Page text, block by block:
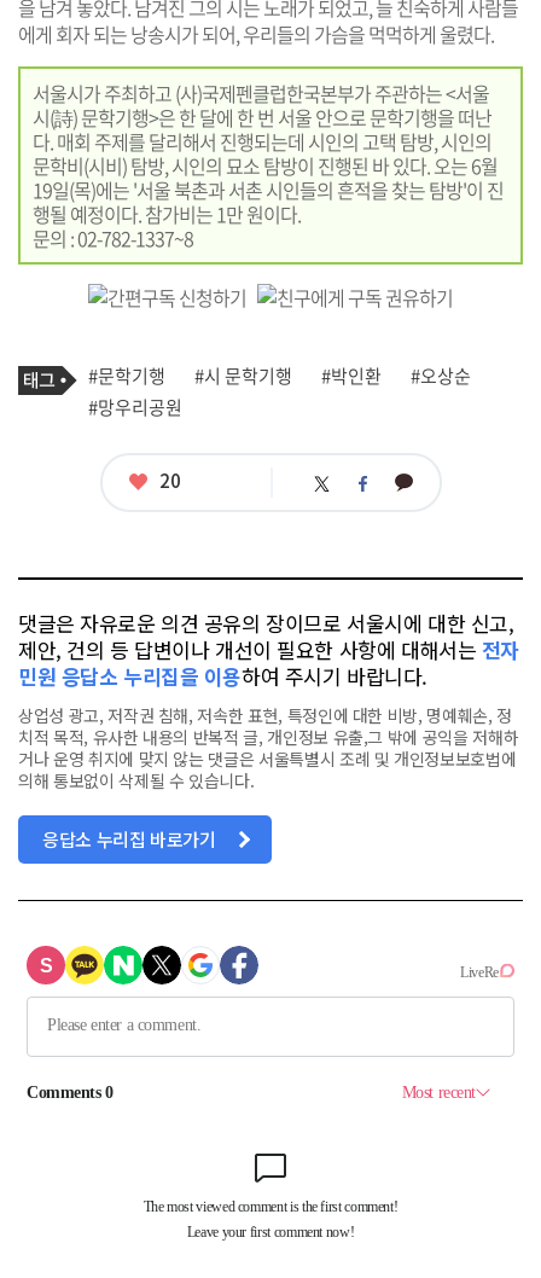
을 남겨 놓았다. 남겨진 그의 시는 노래가 되었고, 늘 친숙하게 사람들
에게 회자 되는 낭송시가 되어, 우리들의 가슴을 먹먹하게 울렸다.
서울시가 주최하고 (사)국제펜클럽한국본부가 주관하는 <서울
시(詩) 문학기행>은 한 달에 한 번 서울 안으로 문학기행을 떠난
다. 매회 주제를 달리해서 진행되는데 시인의 고택 탐방, 시인의
문학비(시비) 탐방, 시인의 묘소 탐방이 진행된 바 있다. 오는 6월
19일(목)에는 '서울 북촌과 서촌 시인들의 흔적을 찾는 탐방'이 진
행될 예정이다. 참가비는 1만 원이다.
문의 : 02-782-1337~8
기
사
관
련
태
그
#문학기행 #시 문학기행 #박인환
#오상순
#망우리공원
좋
20 트 페 카
댓글은 자유로운 의견 공유의 장이므로 서울시에 대한 신고,
제안, 건의 등 답변이나 개선이 필요한 사항에 대해서는 전자
민원 응답소 누리집을 이용하여 주시기 바랍니다.
상업성 광고, 저작권 침해, 저속한 표현, 특정인에 대한 비방, 명예훼손, 정
치적 목적, 유사한 내용의 반복적 글, 개인정보 유출,그 밖에 공익을 저해하
거나 운영 취지에 맞지 않는 댓글은 서울특별시 조례 및 개인정보보호법에
의해 통보없이 삭제될 수 있습니다.
응답소 누리집 바로가기